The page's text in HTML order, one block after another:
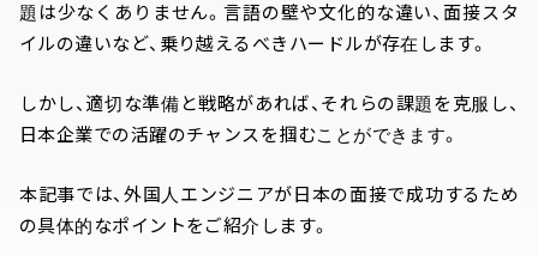
題は少なくありません。言語の壁や文化的な違い、面接スタ
イルの違いなど、乗り越えるべきハードルが存在します。
しかし、適切な準備と戦略があれば、それらの課題を克服し、
日本企業での活躍のチャンスを掴むことができます。
本記事では、外国人エンジニアが日本の面接で成功するため
の具体的なポイントをご紹介します。